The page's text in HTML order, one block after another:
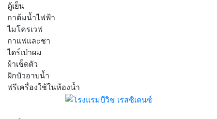
ตู้เย็น
กาต้มน้ำไฟฟ้า
ไมโครเวฟ
กาแฟและชา
ไดร์เป่าผม
ผ้าเช็ดตัว
ฝักบัวอาบน้ำ
ฟรีเครื่องใช้ในห้องน้ำ